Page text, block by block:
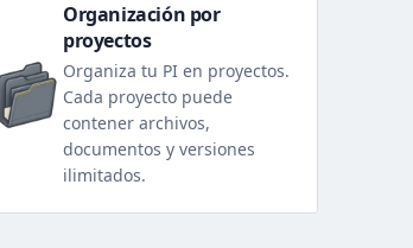
Organización por
proyectos
Organiza tu PI en proyectos.
Cada proyecto puede
contener archivos,
documentos y versiones
ilimitados.